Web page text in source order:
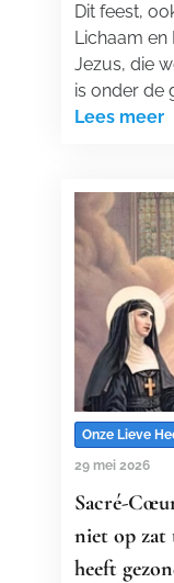
Dit feest,
Lichaam en
Jezus, die
is onder de
Lees meer
Onze Lieve
29 mei 2026
Sacré-
niet op zat
heeft